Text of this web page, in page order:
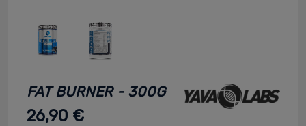
FAT BURNER - 300G
26,90 €